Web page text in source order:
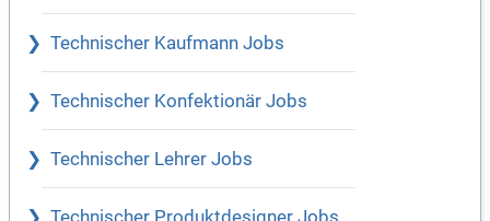
Technischer Kaufmann Jobs
Technischer Konfektionär Jobs
Technischer Lehrer Jobs